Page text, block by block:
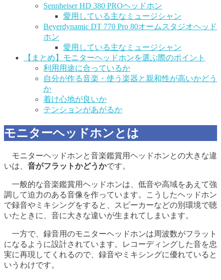
Sennheiser HD 380 PROヘッドホン
愛用している主なミュージシャン
Beyerdynamic DT 770 Pro 80オームスタジオヘッド
ホン
愛用している主なミュージシャン
【まとめ】モニターヘッドホンを選ぶ際のポイント
利用用途に合っているか
自分が作る音楽・使う楽器と親和性が高いかどう
か
着け心地が良いか
テンションがあがるか
モニターヘッドホンとは
モニターヘッドホンと音楽鑑賞用ヘッドホンとの大きな違
いは、 音がフラットかどうかです。
一般的な音楽鑑賞用ヘッドホンは、低音や高域をあえて強
調して迫力のある音像を作っています。こうしたヘッドホン
で録音やミキシングをすると、スピーカーなどの別環境で聴
いたときに、音に大きな違いが生まれてしまいます。
一方で、録音用のモニターヘッドホンは周波数がフラット
になるように設計されています。レコーディングした音を忠
実に再現してくれるので、録音やミキシングに優れていると
いうわけです。